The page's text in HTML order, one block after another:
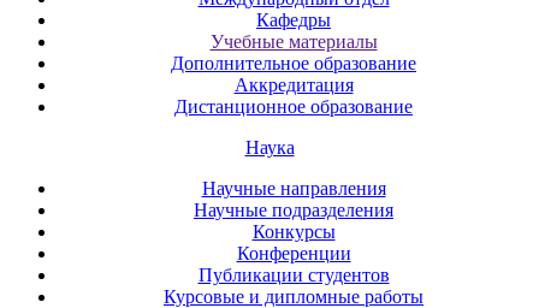
Кафедры
Учебные материалы
Дополнительное образование
Аккредитация
Дистанционное образование
Наука
Научные направления
Научные подразделения
Конкурсы
Конференции
Публикации студентов
Курсовые и дипломные работы